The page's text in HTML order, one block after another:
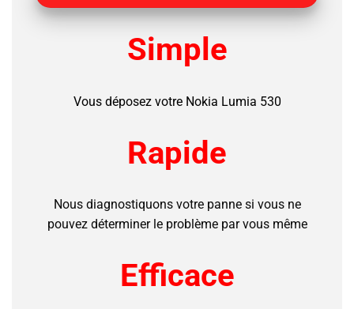
Simple
Vous déposez votre Nokia Lumia 530
Rapide
Nous diagnostiquons votre panne si vous ne
pouvez déterminer le problème par vous même
Efficace